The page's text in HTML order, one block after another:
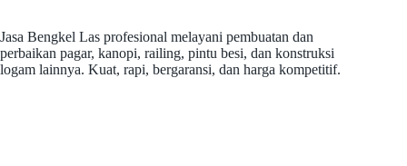
Jasa Bengkel Las profesional melayani pembuatan dan
perbaikan pagar, kanopi, railing, pintu besi, dan konstruksi
logam lainnya. Kuat, rapi, bergaransi, dan harga kompetitif.